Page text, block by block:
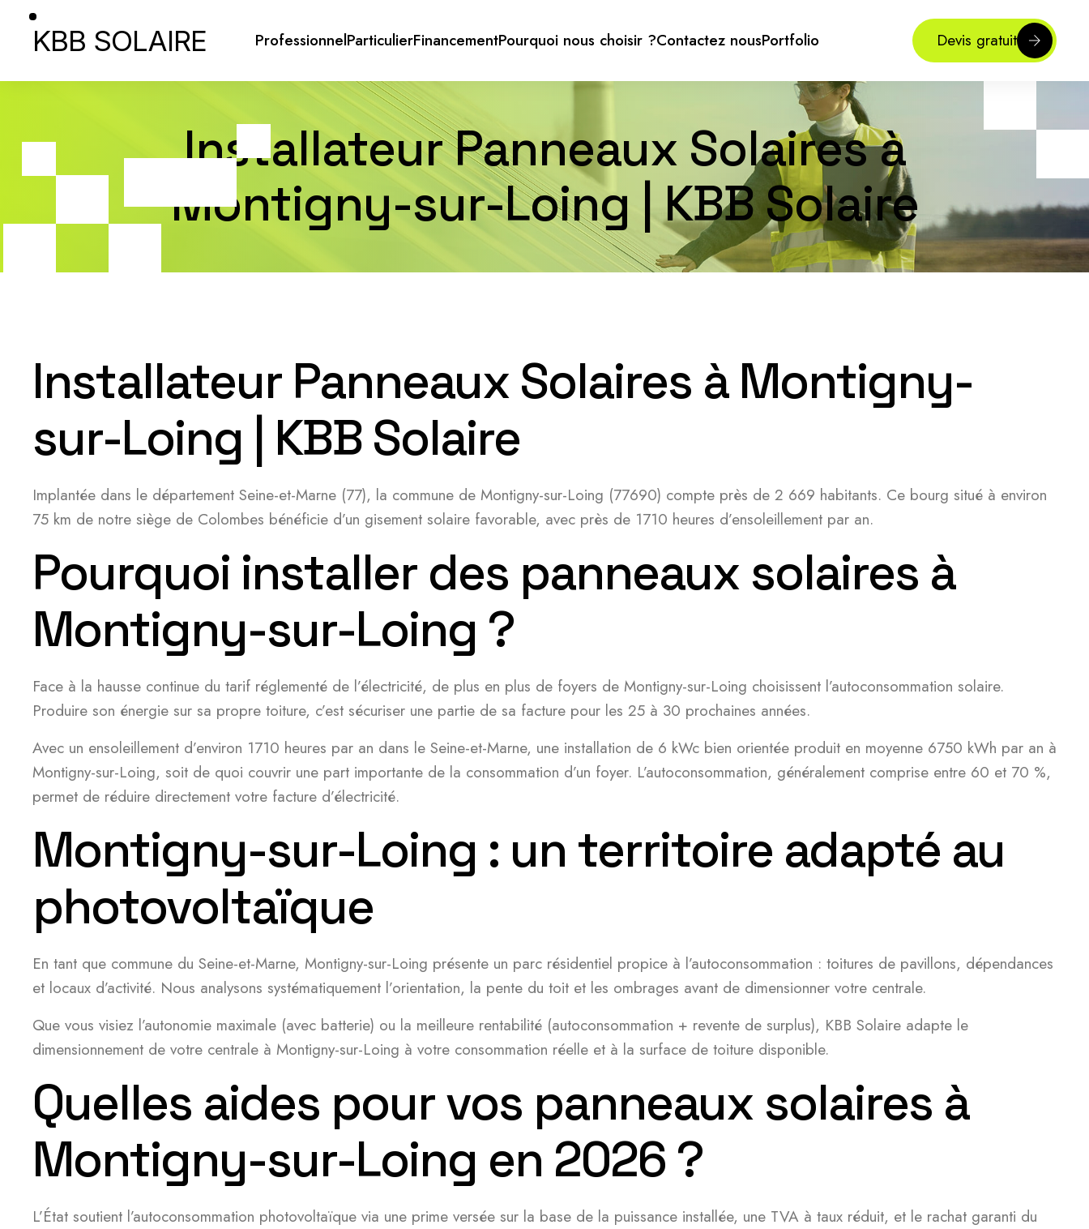
KBB SOLAIRE ProfessionnelParticulierFinancementPourquoi nous choisir ?Contactez nousPortfolio Devis gratuit
Installateur Panneaux Solaires à
Montigny-sur-Loing | KBB Solaire
Installateur Panneaux Solaires à Montigny-
sur-Loing | KBB Solaire
Implantée dans le département Seine-et-Marne (77), la commune de Montigny-sur-Loing (77690) compte près de 2 669 habitants. Ce bourg situé à environ
75 km de notre siège de Colombes bénéficie d’un gisement solaire favorable, avec près de 1710 heures d’ensoleillement par an.
Pourquoi installer des panneaux solaires à
Montigny-sur-Loing ?
Face à la hausse continue du tarif réglementé de l’électricité, de plus en plus de foyers de Montigny-sur-Loing choisissent l’autoconsommation solaire.
Produire son énergie sur sa propre toiture, c’est sécuriser une partie de sa facture pour les 25 à 30 prochaines années.
Avec un ensoleillement d’environ 1710 heures par an dans le Seine-et-Marne, une installation de 6 kWc bien orientée produit en moyenne 6750 kWh par an à
Montigny-sur-Loing, soit de quoi couvrir une part importante de la consommation d’un foyer. L’autoconsommation, généralement comprise entre 60 et 70 %,
permet de réduire directement votre facture d’électricité.
Montigny-sur-Loing : un territoire adapté au
photovoltaïque
En tant que commune du Seine-et-Marne, Montigny-sur-Loing présente un parc résidentiel propice à l’autoconsommation : toitures de pavillons, dépendances
et locaux d’activité. Nous analysons systématiquement l’orientation, la pente du toit et les ombrages avant de dimensionner votre centrale.
Que vous visiez l’autonomie maximale (avec batterie) ou la meilleure rentabilité (autoconsommation + revente de surplus), KBB Solaire adapte le
dimensionnement de votre centrale à Montigny-sur-Loing à votre consommation réelle et à la surface de toiture disponible.
Quelles aides pour vos panneaux solaires à
Montigny-sur-Loing en 2026 ?
L’État soutient l’autoconsommation photovoltaïque via une prime versée sur la base de la puissance installée, une TVA à taux réduit, et le rachat garanti du